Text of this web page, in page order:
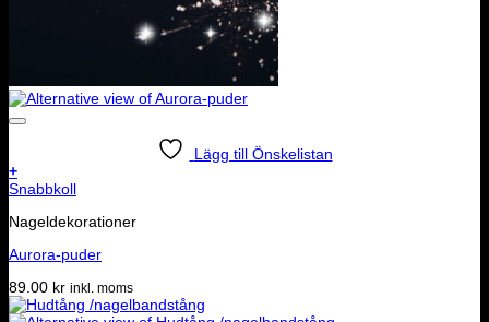
Lägg till Önskelistan
+
Snabbkoll
Nageldekorationer
Aurora-puder
89.00 kr inkl. moms